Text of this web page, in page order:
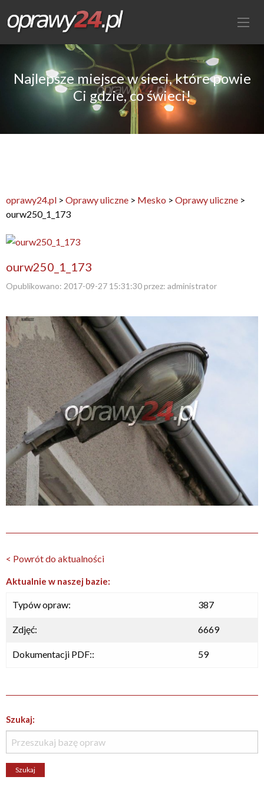
Najlepsze miejsce w sieci, które powie
Ci gdzie, co świeci!
oprawy24.pl > Oprawy uliczne > Mesko > Oprawy uliczne >
ourw250_1_173
ourw250_1_173
Opublikowano: 2017-09-27 15:31:30przez: administrator
< Powrót do aktualności
Aktualnie w naszej bazie:
Typów opraw: 387
Zdjęć: 6669
Dokumentacji PDF:: 59
Szukaj: